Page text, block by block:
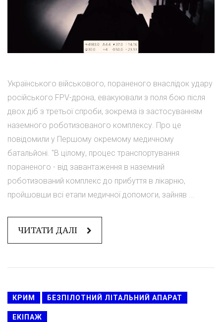
Українського військового, пораненого внаслідок удару
російського FPV-дрона, евакуювали з поля бою після
двох діб з третьої спроби, зокрема із застосуванням
наземного роботизованого комплексу. Про це
повідомили у Першому окремому медичному
батальйоні. "В цілому, процес транспортування
пораненого - від завантаження в наземний
роботизований комплекс до прибуття в лікарню,
пройшовши всі етапи медичної допомоги, зайняв ...
ЧИТАТИ ДАЛІ
КРИМ БЕЗПІЛОТНИЙ ЛІТАЛЬНИЙ АПАРАТ
ЕКІПАЖ